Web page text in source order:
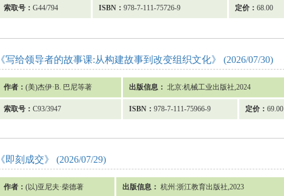
索取号： G44/794 ISBN： 978-7-111-75726-9 定价： 68.00
《写给领导者的故事课:从构建故事到改变组织文化》 (2026/07/30)
作者： (美)杰伊·B. 巴尼等著 出版信息： 北京:机械工业出版社,2024
索取号： C93/3947 ISBN： 978-7-111-75966-9 定价： 69.00
《即刻成交》 (2026/07/29)
作者： (以)亚尼夫·柴德著 出版信息： 杭州:浙江教育出版社,2023